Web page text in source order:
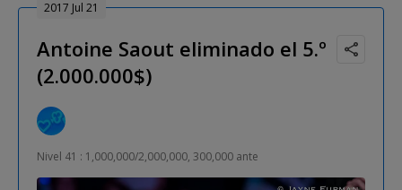
2017 Jul 21
Antoine Saout eliminado el 5.º
(2.000.000$)
Nivel 41 : 1,000,000/2,000,000, 300,000 ante